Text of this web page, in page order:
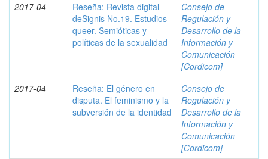
2017-04
Reseña: Revista digital
deSignis No.19. Estudios
queer. Semióticas y
políticas de la sexualidad
Consejo de
Regulación y
Desarrollo de la
Información y
Comunicación
[Cordicom]
2017-04
Reseña: El género en
disputa. El feminismo y la
subversión de la identidad
Consejo de
Regulación y
Desarrollo de la
Información y
Comunicación
[Cordicom]